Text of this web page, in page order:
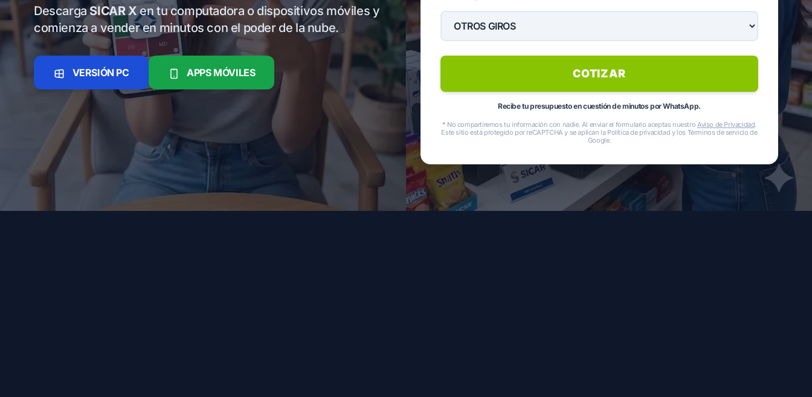
DescargaSICAR Xen tu computadora o dispositivos móviles y
comienza a vender en minutos con el poder de la nube.
VERSIÓN PC APPS MÓVILES COTIZAR
Recibe tu presupuesto en cuestión de minutos por WhatsApp.
* No compartiremos tu información con nadie. Al enviar el formulario aceptas nuestro Aviso de Privacidad.
Este sitio está protegido por reCAPTCHA y se aplican la Política de privacidad y los Términos de servicio de
Google.